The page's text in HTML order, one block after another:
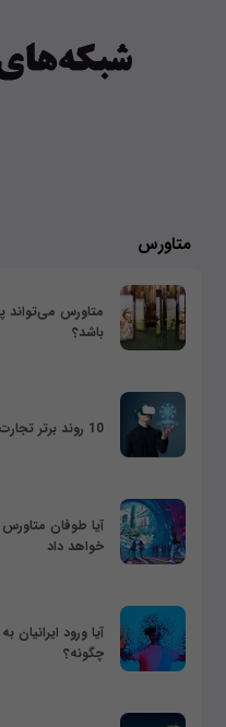
متاورس
متاورس می‌تواند
باشد؟
10 روند برتر تجارت و فناوری در سال 2022
آیا طوفان
خواهد داد
آیا ورود
چگونه؟